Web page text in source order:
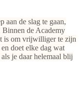
aan de slag te gaan,
Binnen de Academy
is om vrijwilliger te zijn
doet elke dag wat
je daar helemaal blij